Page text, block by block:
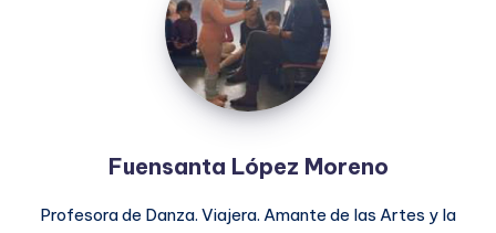
Moreno
Fuensanta López Moreno
Profesora de Danza. Viajera. Amante de las Artes y la